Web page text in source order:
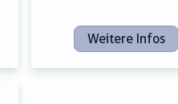
Weitere Infos